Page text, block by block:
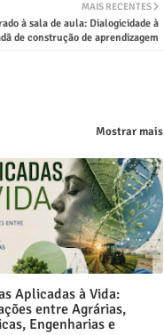
MAIS RECENTES
à sala de aula: Dialogicidade à
de construção de aprendizagem
Mostrar mais
Aplicadas à Vida:
entre Agrárias,
Engenharias e